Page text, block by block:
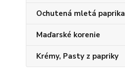
Ochutená mletá paprika
Maďarské korenie
Krémy, Pasty z papriky